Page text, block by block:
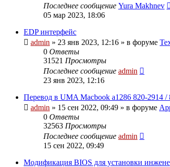
Последнее сообщение Yura Makhnev
05 мар 2023, 18:06
EDP интерфейс
admin » 23 янв 2023, 12:16 » в форуме
0 Ответы
31521 Просмотры
Последнее сообщение admin
23 янв 2023, 12:16
Перевод в UMA Macbook a1286 820-2914 /
admin » 15 сен 2022, 09:49 » в форуме
0 Ответы
32563 Просмотры
Последнее сообщение admin
15 сен 2022, 09:49
Модификация BIOS для установки